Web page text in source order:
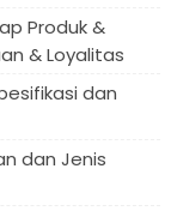
Produk &
& Loyalitas
dan
dan Jenis